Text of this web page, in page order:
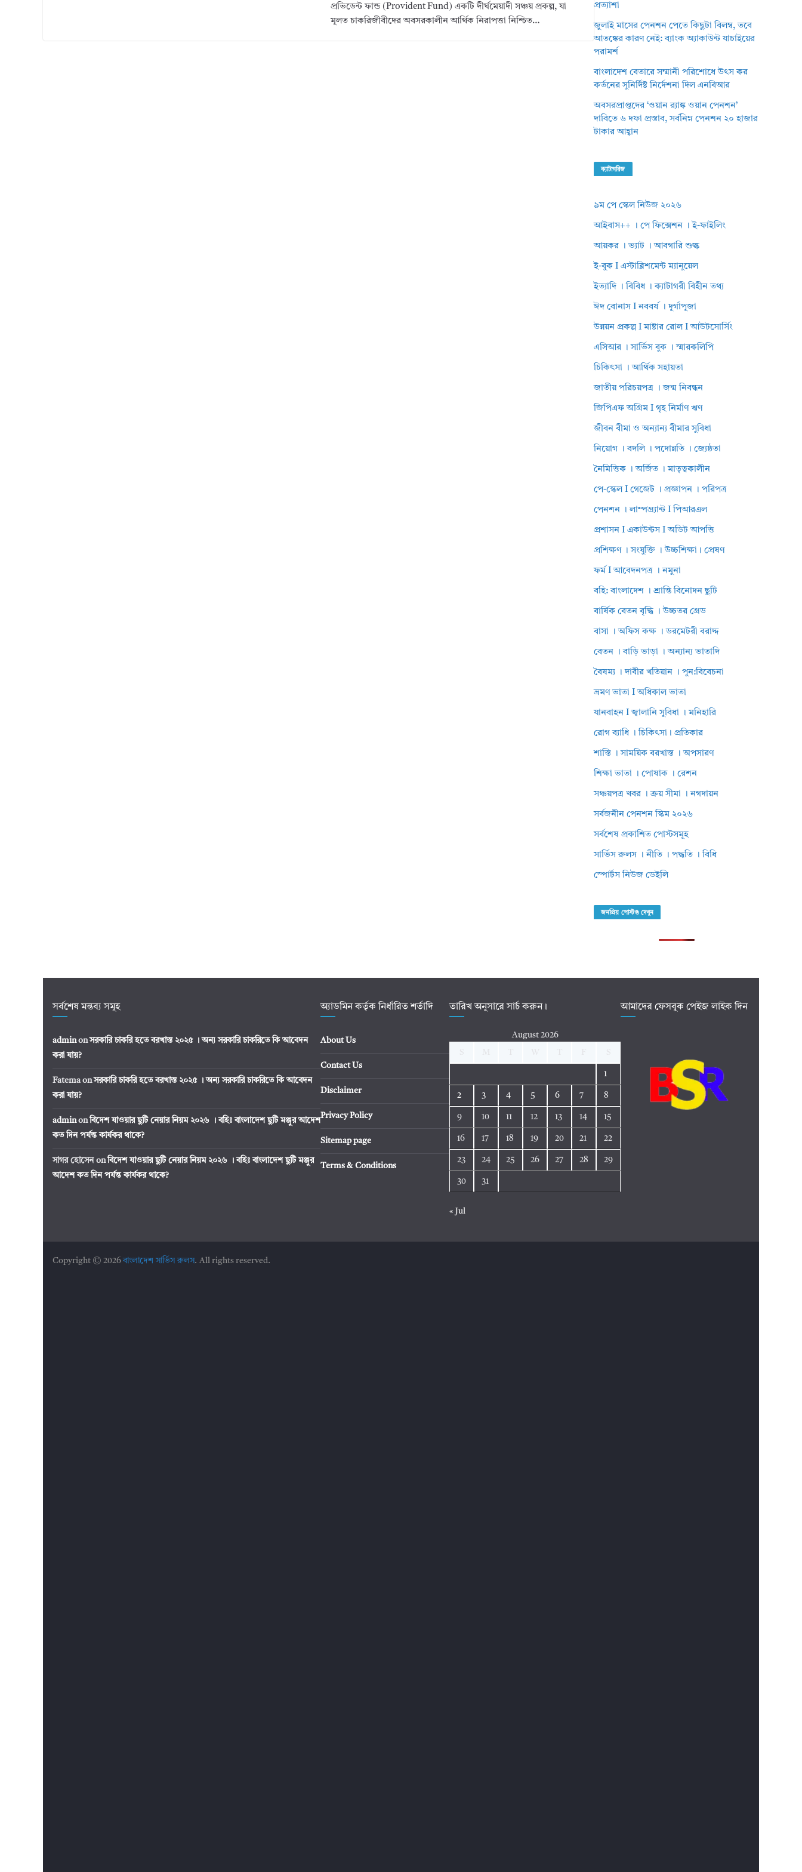
প্রভিডেন্ট ফান্ড (Provident Fund) একটি দীর্ঘমেয়াদী সঞ্চয় প্রকল্প, যা
মূলত চাকরিজীবীদের অবসরকালীন আর্থিক নিরাপত্তা নিশ্চিত…
প্রত্যাশা
জুলাই মাসের পেনশন পেতে কিছুটা বিলম্ব, তবে
আতঙ্কের কারণ নেই: ব্যাংক অ্যাকাউন্ট যাচাইয়ের
পরামর্শ
বাংলাদেশ বেতারে সম্মানী পরিশোধে উৎস কর
কর্তনের সুনির্দিষ্ট নির্দেশনা দিল এনবিআর
অবসরপ্রাপ্তদের ‘ওয়ান র‌্যাঙ্ক ওয়ান পেনশন’
দাবিতে ৬ দফা প্রস্তাব, সর্বনিম্ন পেনশন ২০ হাজার
টাকার আহ্বান
ক্যাটাগরিজ
৯ম পে স্কেল নিউজ ২০২৬
আইবাস++ । পে ফিক্সেশন । ই-ফাইলিং
আয়কর । ভ্যাট । আবগারি শুল্ক
ই-বুক I এস্টাব্লিশমেন্ট ম্যানুয়েল
ইত্যাদি । বিবিধ । ক্যাটাগরী বিহীন তথ্য
ঈদ বোনাস I নববর্ষ । দূর্গাপূজা
উন্নয়ন প্রকল্প I মাষ্টার রোল I আউটসোর্সিং
এসিআর । সার্ভিস বুক । স্মারকলিপি
চিকিৎসা । আর্থিক সহায়তা
জাতীয় পরিচয়পত্র । জন্ম নিবন্ধন
জিপিএফ অগ্রিম I গৃহ নির্মাণ ঋণ
জীবন বীমা ও অন্যান্য বীমার সুবিধা
নিয়োগ । বদলি । পদোন্নতি । জ্যেষ্ঠতা
নৈমিত্তিক । অর্জিত । মাতৃত্বকালীন
পে-স্কেল I গেজেট । প্রজ্ঞাপন । পরিপত্র
পেনশন । লাম্পগ্র্যান্ট I পিআরএল
প্রশাসন I একাউন্টস I অডিট আপত্তি
প্রশিক্ষণ । সংযুক্তি । উচ্চশিক্ষা। প্রেষণ
ফর্ম I আবেদনপত্র । নমুনা
বহি: বাংলাদেশ । শ্রান্তি বিনোদন ছুটি
বার্ষিক বেতন বৃদ্ধি । উচ্চতর গ্রেড
বাসা । অফিস কক্ষ । ডরমেটরী বরাদ্দ
বেতন । বাড়ি ভাড়া । অন্যান্য ভাতাদি
বৈষম্য । দাবীর খতিয়ান । পুন:বিবেচনা
ভ্রমণ ভাতা I অধিকাল ভাতা
যানবাহন I জ্বালানি সুবিধা । মনিহারি
রোগ ব্যাধি । চিকিৎসা। প্রতিকার
শাস্তি । সাময়িক বরখাস্ত । অপসারণ
শিক্ষা ভাতা । পোষাক । রেশন
সঞ্চয়পত্র খবর । ক্রয় সীমা । নগদায়ন
সর্বজনীন পেনশন স্কিম ২০২৬
সর্বশেষ প্রকাশিত পোস্টসমূহ
সার্ভিস রুলস । নীতি । পদ্ধতি । বিধি
স্পোর্টস নিউজ ডেইলি
জনপ্রিয় পোস্টগু দেখুন
সর্বশেষ মন্তব্য সমূহ
adminonসরকারি চাকরি হতে বরখাস্ত ২০২৫ । অন্য সরকারি চাকরিতে কি আবেদন
করা যায়?
Fatemaonসরকারি চাকরি হতে বরখাস্ত ২০২৫ । অন্য সরকারি চাকরিতে কি আবেদন
করা যায়?
adminonবিদেশ যাওয়ার ছুটি নেয়ার নিয়ম ২০২৬ । বহিঃ বাংলাদেশ ছুটি মঞ্জুর আদেশ
কত দিন পর্যন্ত কার্যকর থাকে?
সাগর হোসেনonবিদেশ যাওয়ার ছুটি নেয়ার নিয়ম ২০২৬ । বহিঃ বাংলাদেশ ছুটি মঞ্জুর
আদেশ কত দিন পর্যন্ত কার্যকর থাকে?
অ্যাডমিন কর্তৃক নির্ধারিত শর্তাদি
About Us
Contact Us
Disclaimer
Privacy Policy
Sitemap page
Terms & Conditions
তারিখ অনুসারে সার্চ করুন।
August 2026
1
2 3 4 5 6 7 8
9 10 11 12 13 14 15
16 17 18 19 20 21 22
23 24 25 26 27 28 29
30 31
« Jul
আমাদের ফেসবুক পেইজ লাইক দিন
Copyright © 2026বাংলাদেশ সার্ভিস রুলস. All rights reserved.